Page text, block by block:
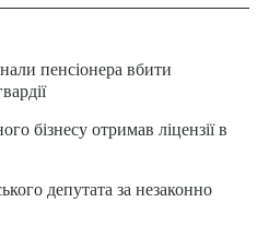
пенсіонера вбити
бізнесу отримав ліцензії в
депутата за незаконно